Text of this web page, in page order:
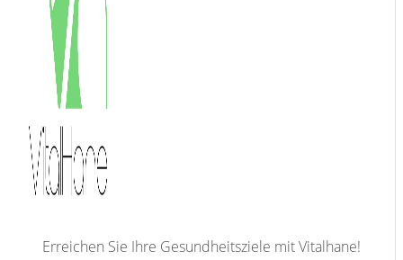
Erreichen Sie Ihre Gesundheitsziele mit Vitalhane!